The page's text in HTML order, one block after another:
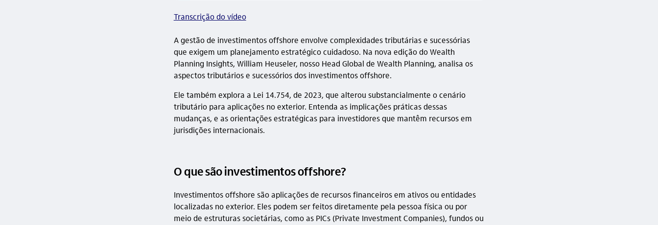
Transcrição do vídeo
A gestão de investimentos offshore envolve complexidades tributárias e sucessórias
que exigem um planejamento estratégico cuidadoso. Na nova edição do Wealth
Planning Insights, William Heuseler, nosso Head Global de Wealth Planning, analisa os
aspectos tributários e sucessórios dos investimentos offshore.
Ele também explora a Lei 14.754, de 2023, que alterou substancialmente o cenário
tributário para aplicações no exterior. Entenda as implicações práticas dessas
mudanças, e as orientações estratégicas para investidores que mantêm recursos em
jurisdições internacionais.
O que são investimentos offshore?
Investimentos offshore são aplicações de recursos financeiros em ativos ou entidades
localizadas no exterior. Eles podem ser feitos diretamente pela pessoa física ou por
meio de estruturas societárias, como as PICs (Private Investment Companies), fundos ou